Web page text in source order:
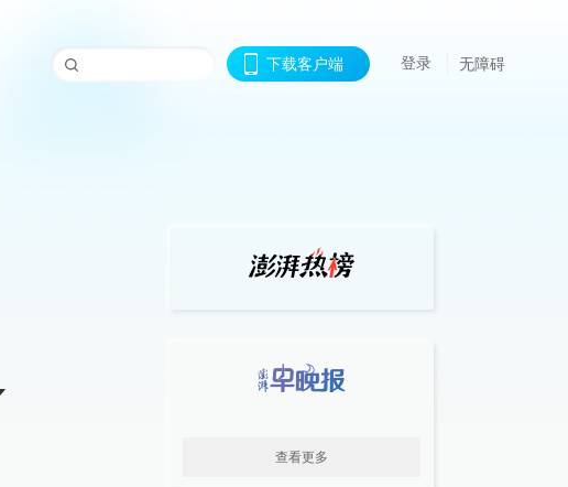
下载客户端 登录 无障碍
查看更多